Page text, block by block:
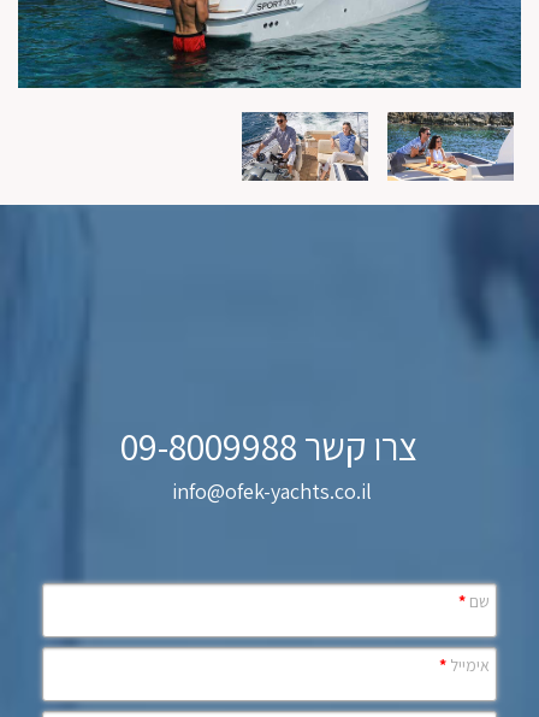
צרו קשר 09-8009988
info@ofek-yachts.co.il
שם *
אימייל *